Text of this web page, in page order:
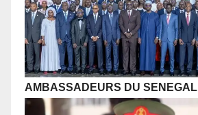
AMBASSADEURS DU SENEGAL